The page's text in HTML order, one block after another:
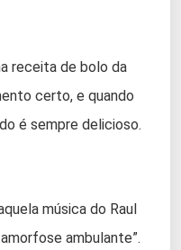
receita de bolo da
certo, e quando
é sempre delicioso.
música do Raul
ambulante”.